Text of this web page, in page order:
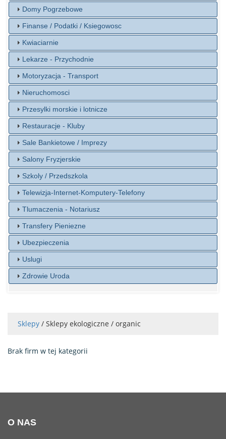
Domy Pogrzebowe
Finanse / Podatki / Ksiegowosc
Kwiaciarnie
Lekarze - Przychodnie
Motoryzacja - Transport
Nieruchomosci
Przesylki morskie i lotnicze
Restauracje - Kluby
Sale Bankietowe / Imprezy
Salony Fryzjerskie
Szkoly / Przedszkola
Telewizja-Internet-Komputery-Telefony
Tlumaczenia - Notariusz
Transfery Pieniezne
Ubezpieczenia
Uslugi
Zdrowie Uroda
Sklepy / Sklepy ekologiczne / organic
Brak firm w tej kategorii
O NAS